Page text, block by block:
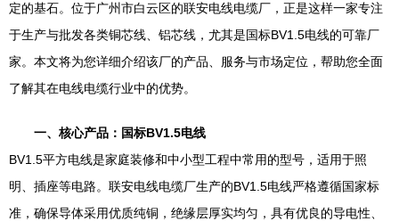
定的基石。位于广州市白云区的联安电线电缆厂，正是这样一家专注
于生产与批发各类铜芯线、铝芯线，尤其是国标BV1.5电线的可靠厂
家。本文将为您详细介绍该厂的产品、服务与市场定位，帮助您全面
了解其在电线电缆行业中的优势。
一、核心产品：国标BV1.5电线
BV1.5平方电线是家庭装修和中小型工程中常用的型号，适用于照
明、插座等电路。联安电线电缆厂生产的BV1.5电线严格遵循国家标
准，确保导体采用优质纯铜，绝缘层厚实均匀，具有优良的导电性、